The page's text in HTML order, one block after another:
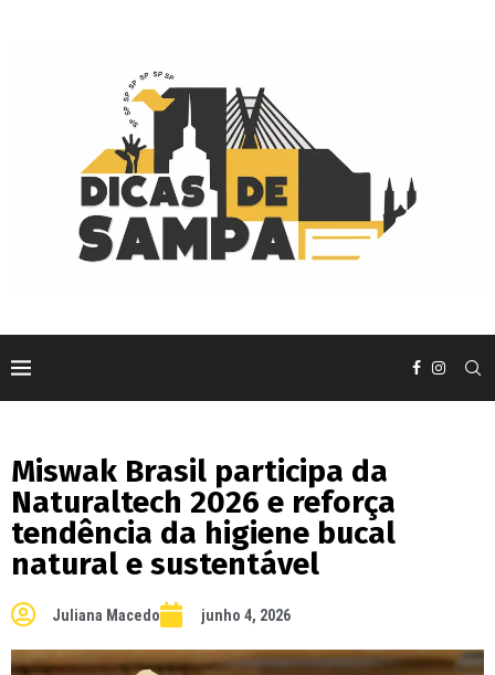
Miswak Brasil participa da
Naturaltech 2026 e reforça
tendência da higiene bucal
natural e sustentável
Juliana Macedo junho 4, 2026